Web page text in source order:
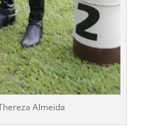
Almeida